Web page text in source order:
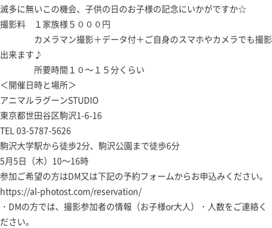
滅多に無いこの機会、子供の日のお子様の記念にいかがですか☆
撮影料 １家族様５０００円
カメラマン撮影＋データ付＋ご自身のスマホやカメラでも撮影
出来ます♪
所要時間１０～１５分くらい
＜開催日時と場所＞
アニマルラグーンSTUDIO
東京都世田谷区駒沢1-6-16
TEL 03-5787-5626
駒沢大学駅から徒歩2分、駒沢公園まで徒歩6分
5月5日（木）10～16時
参加ご希望の方はDM又は下記の予約フォームからお申込みください。
https://al-photost.com/reservation/
・DMの方では、撮影参加者の情報（お子様or大人）・人数をご連絡く
ださい。